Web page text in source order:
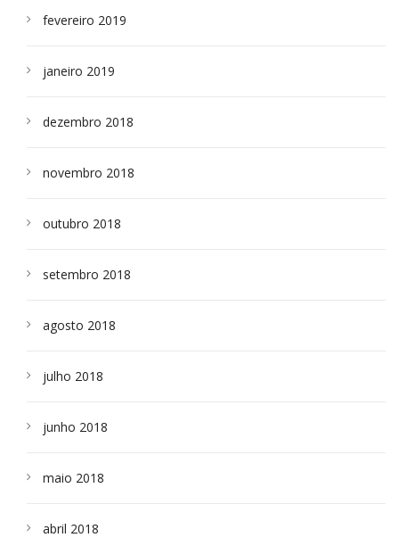
fevereiro 2019
janeiro 2019
dezembro 2018
novembro 2018
outubro 2018
setembro 2018
agosto 2018
julho 2018
junho 2018
maio 2018
abril 2018